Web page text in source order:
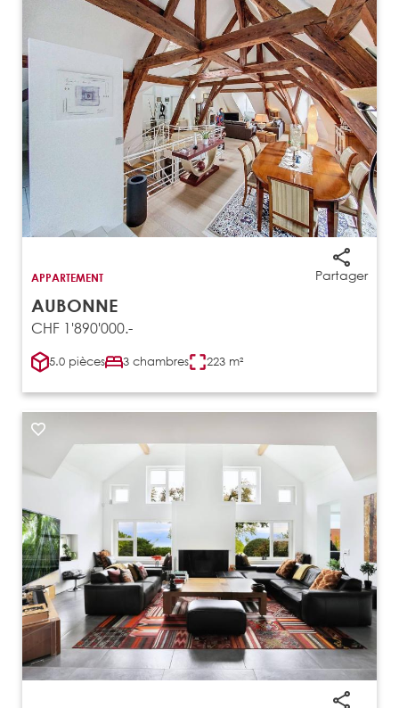
Partager
APPARTEMENT
AUBONNE
CHF 1'890'000.-
5.0 pièces 3 chambres 223 m²